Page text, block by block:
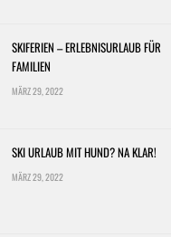
SKIFERIEN – ERLEBNISURLAUB FÜR
FAMILIEN
MÄRZ 29, 2022
SKI URLAUB MIT HUND? NA KLAR!
MÄRZ 29, 2022